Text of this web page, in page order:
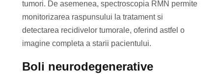
tumori. De asemenea, spectroscopia RMN permite
monitorizarea raspunsului la tratament si
detectarea recidivelor tumorale, oferind astfel o
imagine completa a starii pacientului.
Boli neurodegenerative